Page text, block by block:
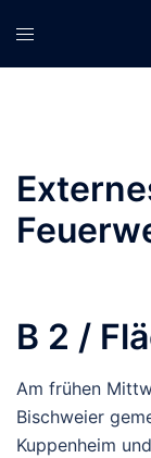
Inhalt
springen
Menü
B 2 /
Am frühen
Bischweier
Kuppenheim